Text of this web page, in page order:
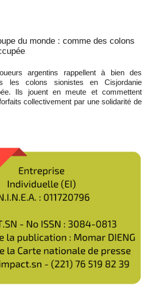
du monde : comme des colons
argentins rappellent à bien des
les colons sionistes en Cisjordanie
Ils jouent en meute et commettent
collectivement par une solidarité de